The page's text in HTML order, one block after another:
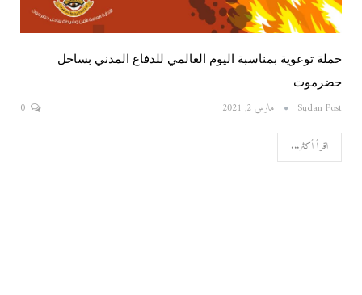
حملة توعوية بمناسبة اليوم العالمي للدفاع المدني بساحل
حضرموت
Sudan Post مارس 2, 2021
اقرأ أكثر...